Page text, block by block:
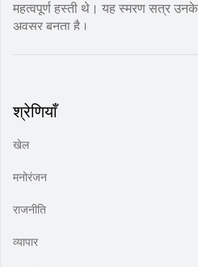
महत्वपूर्ण हस्ती थे। यह स्मरण सत्र उनके
अवसर बनता है।
श्रेणियाँ
खेल
मनोरंजन
राजनीति
व्यापार